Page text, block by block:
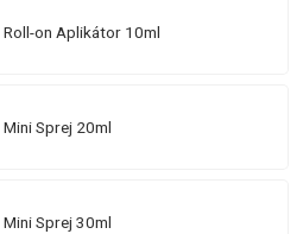
Roll-on Aplikátor 10ml
Mini Sprej 20ml
Mini Sprej 30ml